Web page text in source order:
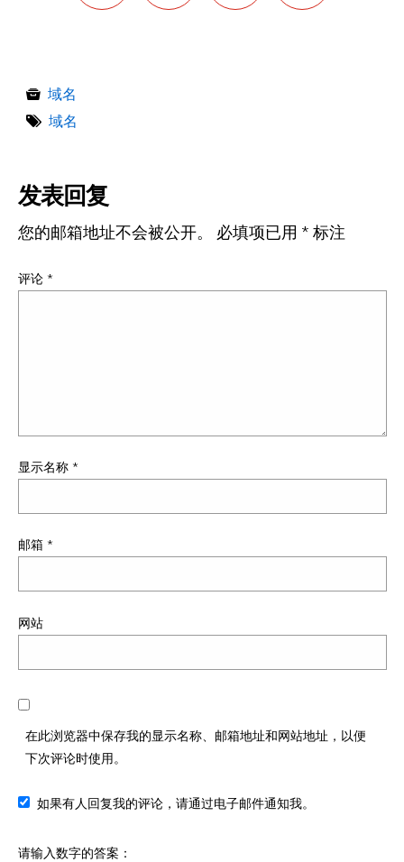
域名
域名
发表回复
您的邮箱地址不会被公开。 必填项已用 * 标注
评论 *
显示名称 *
邮箱 *
网站
在此浏览器中保存我的显示名称、邮箱地址和网站地址，以便
下次评论时使用。
如果有人回复我的评论，请通过电子邮件通知我。
请输入数字的答案：